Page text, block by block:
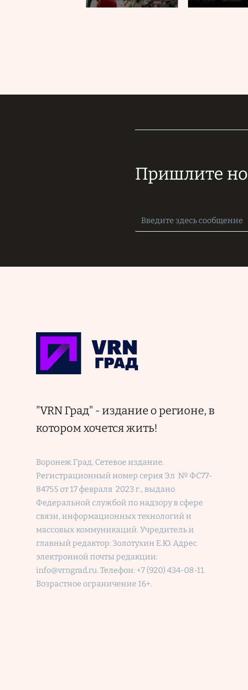
Пришлите
"VRN Град" - издание о регионе, в
котором хочется жить!
Воронеж Град. Сетевое издание.
Регистрационный номер серия Эл № ФС77-
84755 от 17 февраля 2023 г., выдано
Федеральной службой по надзору в сфере
связи, информационных технологий и
массовых коммуникаций. Учредитель и
главный редактор: Золотухин Е.Ю. Адрес
электронной почты редакции:
info@vrngrad.ru. Телефон: +7 (920) 434-08-11.
Возрастное ограничение 16+.